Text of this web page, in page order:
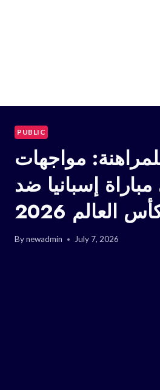
PUBLIC
مواجهات
إسبانيا ضد
العالم 2026
Bynewadmin July 7, 2026